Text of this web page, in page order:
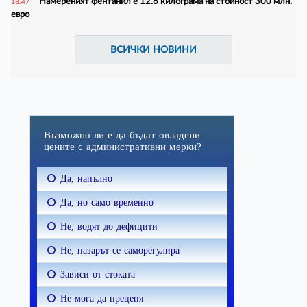
18:47
евро
ВСИЧКИ НОВИНИ